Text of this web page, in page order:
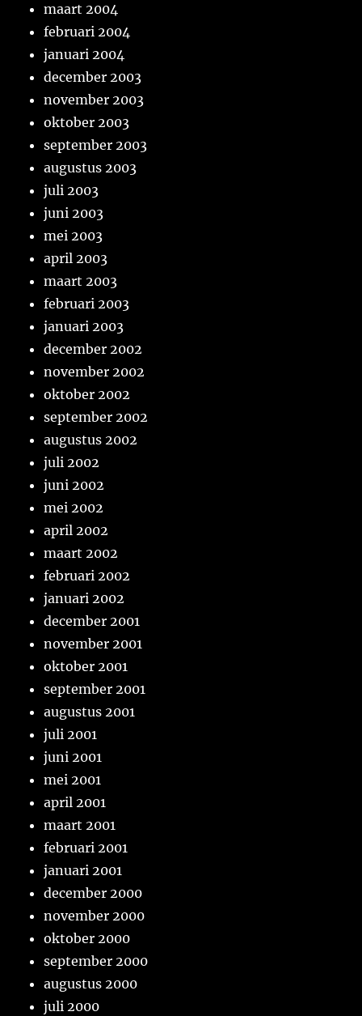
maart 2004
februari 2004
januari 2004
december 2003
november 2003
oktober 2003
september 2003
augustus 2003
juli 2003
juni 2003
mei 2003
april 2003
maart 2003
februari 2003
januari 2003
december 2002
november 2002
oktober 2002
september 2002
augustus 2002
juli 2002
juni 2002
mei 2002
april 2002
maart 2002
februari 2002
januari 2002
december 2001
november 2001
oktober 2001
september 2001
augustus 2001
juli 2001
juni 2001
mei 2001
april 2001
maart 2001
februari 2001
januari 2001
december 2000
november 2000
oktober 2000
september 2000
augustus 2000
juli 2000